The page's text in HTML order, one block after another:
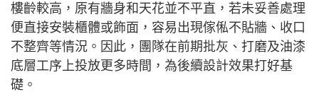
樓齡較高，原有牆身和天花並不平直，若未妥善處理
便直接安裝櫃體或飾面，容易出現傢俬不貼牆、收口
不整齊等情況。因此，團隊在前期批灰、打磨及油漆
底層工序上投放更多時間，為後續設計效果打好基
礎。